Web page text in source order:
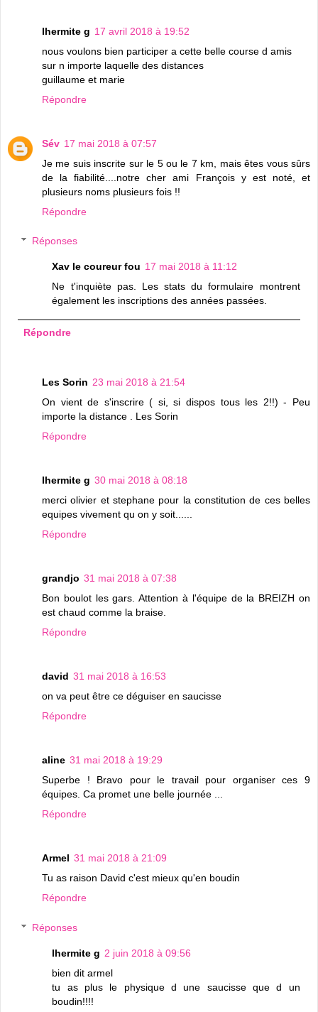
lhermite g 17 avril 2018 à 19:52
nous voulons bien participer a cette belle course d amis
sur n importe laquelle des distances
guillaume et marie
Répondre
Sév 17 mai 2018 à 07:57
Je me suis inscrite sur le 5 ou le 7 km, mais êtes vous sûrs
de la fiabilité....notre cher ami François y est noté, et
plusieurs noms plusieurs fois !!
Répondre
Réponses
Xav le coureur fou 17 mai 2018 à 11:12
Ne t'inquiète pas. Les stats du formulaire montrent
également les inscriptions des années passées.
Répondre
Les Sorin 23 mai 2018 à 21:54
On vient de s'inscrire ( si, si dispos tous les 2!!) - Peu
importe la distance . Les Sorin
Répondre
lhermite g 30 mai 2018 à 08:18
merci olivier et stephane pour la constitution de ces belles
equipes vivement qu on y soit......
Répondre
grandjo 31 mai 2018 à 07:38
Bon boulot les gars. Attention à l'équipe de la BREIZH on
est chaud comme la braise.
Répondre
david 31 mai 2018 à 16:53
on va peut être ce déguiser en saucisse
Répondre
aline 31 mai 2018 à 19:29
Superbe ! Bravo pour le travail pour organiser ces 9
équipes. Ca promet une belle journée ...
Répondre
Armel 31 mai 2018 à 21:09
Tu as raison David c'est mieux qu'en boudin
Répondre
Réponses
lhermite g 2 juin 2018 à 09:56
bien dit armel
tu as plus le physique d une saucisse que d un
boudin!!!!